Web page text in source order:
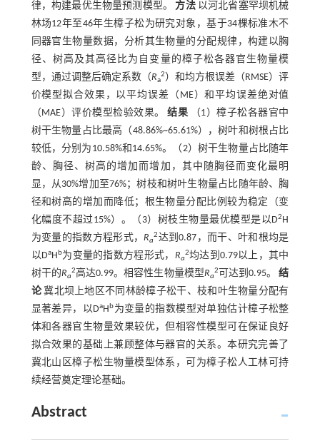
律，构建最优生物量预测模型。方法以河北省塞罕坝机械
林场12年至46年生樟子松为研究对象，基于34棵标准木不
同器官生物量数据，分析其生物量的分配规律，构建以胸
径、树高及其高径比为自变量的樟子松各器官生物量模
型，通过调整后确定系数（Ra
2）和均方根误差（RMSE）评
价模型拟合效果，以平均误差（ME）和平均误差绝对值
（MAE）评价模型检验效果。结果 （1）樟子松各器官中
树干生物量占比最高（48.86%~65.61%），树叶和树根占比
较低，分别为10.58%和14.65%。（2）树干生物量占比随年
龄、胸径、树高的增加而增加，其中随胸径而变化最明
显，从30%增加至76%；树枝和树叶生物量占比随年龄、胸
径和树高的增加而降低；根生物量分配比例较为稳定（变
化幅度不超过15%）。（3）树枝生物量最优模型是以D2H
为变量的指数方程形式，Ra
2达到0.87，而干、叶和根均是
以DaH b为变量的指数方程形式， Ra
2均达到0.79以上，其中
树干的Ra
2高达0.99。相容性生物量模型Ra
2 可达到0.95。结
论冀北坝上地区不同林龄樟子松干、枝和叶生物量分配有
显著差异，以DaHb为变量的指数模型对单独估计樟子松整
体和各器官生物量效果较优，但相容性模型可在保证良好
拟合效果的基础上兼顾整体与器官的关系。本研究完善了
冀北山区樟子松生物量模型体系，可为樟子松人工林可持
续经营奠定理论基础。
Abstract